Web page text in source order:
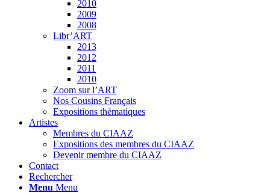
2010
2009
2008
Libr’ART
2013
2012
2011
2010
Zoom sur l’ART
Nos Cousins Français
Expositions thématiques
Artistes
Membres du CIAAZ
Expositions des membres du CIAAZ
Devenir membre du CIAAZ
Contact
Rechercher
Menu Menu